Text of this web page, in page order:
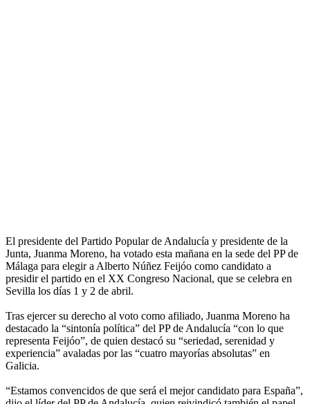
El presidente del Partido Popular de Andalucía y presidente de la
Junta, Juanma Moreno, ha votado esta mañana en la sede del PP de
Málaga para elegir a Alberto Núñez Feijóo como candidato a
presidir el partido en el XX Congreso Nacional, que se celebra en
Sevilla los días 1 y 2 de abril.
Tras ejercer su derecho al voto como afiliado, Juanma Moreno ha
destacado la “sintonía política” del PP de Andalucía “con lo que
representa Feijóo”, de quien destacó su “seriedad, serenidad y
experiencia” avaladas por las “cuatro mayorías absolutas” en
Galicia.
“Estamos convencidos de que será el mejor candidato para España”,